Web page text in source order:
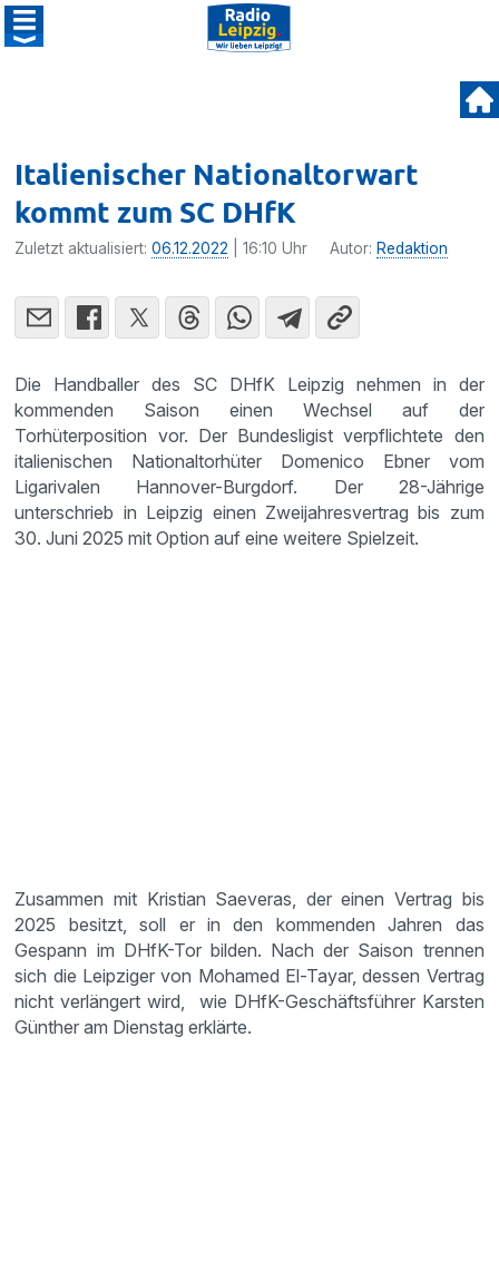
Italienischer Nationaltorwart
kommt zum SC DHfK
Zuletzt aktualisiert:06.12.2022 | 16:10 Uhr Autor: Redaktion
Die Handballer des SC DHfK Leipzig nehmen in der
kommenden Saison einen Wechsel auf der
Torhüterposition vor. Der Bundesligist verpflichtete den
italienischen Nationaltorhüter Domenico Ebner vom
Ligarivalen Hannover-Burgdorf. Der 28-Jährige
unterschrieb in Leipzig einen Zweijahresvertrag bis zum
30. Juni 2025 mit Option auf eine weitere Spielzeit.
Zusammen mit Kristian Saeveras, der einen Vertrag bis
2025 besitzt, soll er in den kommenden Jahren das
Gespann im DHfK-Tor bilden. Nach der Saison trennen
sich die Leipziger von Mohamed El-Tayar, dessen Vertrag
nicht verlängert wird, wie DHfK-Geschäftsführer Karsten
Günther am Dienstag erklärte.